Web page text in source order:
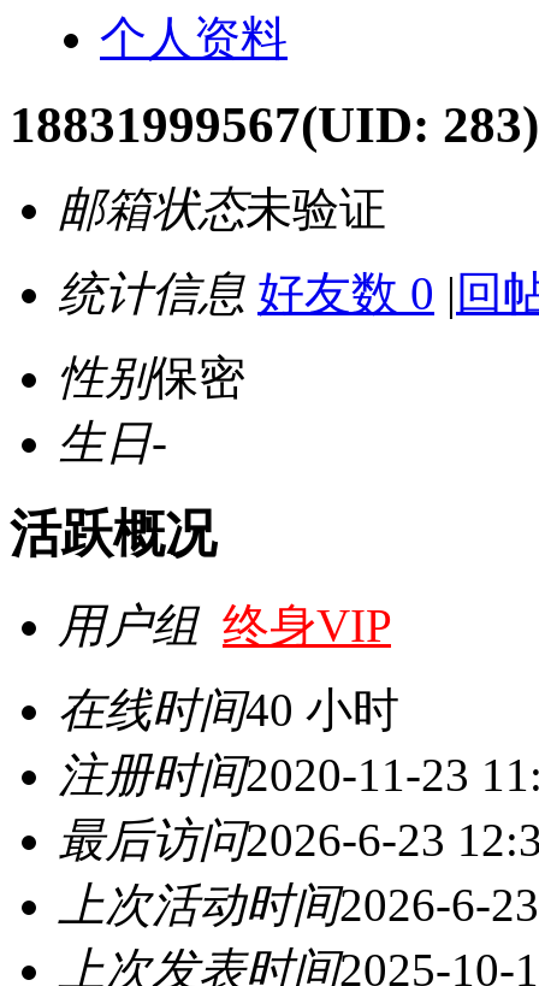
个人资料
18831999567(UID: 283)
邮箱状态未验证
统计信息 好友数 0 | 回
性别保密
生日-
活跃概况
用户组 终身VIP
在线时间40 小时
注册时间2020-11-23
最后访问2026-6-23
上次活动时间2026-6-
上次发表时间2025-10-